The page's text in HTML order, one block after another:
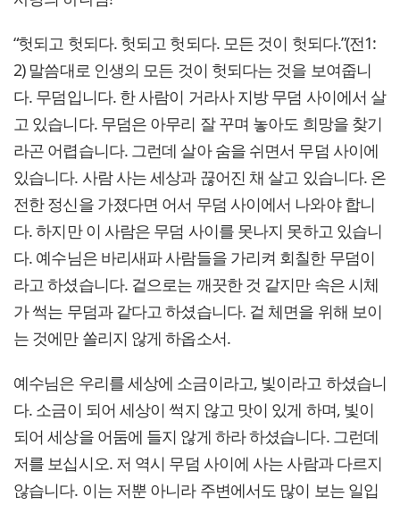
“헛되고 헛되다. 헛되고 헛되다. 모든 것이 헛되다.”(전1:
2) 말씀대로 인생의 모든 것이 헛되다는 것을 보여줍니
다. 무덤입니다. 한 사람이 거라사 지방 무덤 사이에서 살
고 있습니다. 무덤은 아무리 잘 꾸며 놓아도 희망을 찾기
라곤 어렵습니다. 그런데 살아 숨을 쉬면서 무덤 사이에
있습니다. 사람 사는 세상과 끊어진 채 살고 있습니다. 온
전한 정신을 가졌다면 어서 무덤 사이에서 나와야 합니
다. 하지만 이 사람은 무덤 사이를 못나지 못하고 있습니
다. 예수님은 바리새파 사람들을 가리켜 회칠한 무덤이
라고 하셨습니다. 겉으로는 깨끗한 것 같지만 속은 시체
가 썩는 무덤과 같다고 하셨습니다. 겉 체면을 위해 보이
는 것에만 쏠리지 않게 하옵소서.
예수님은 우리를 세상에 소금이라고, 빛이라고 하셨습니
다. 소금이 되어 세상이 썩지 않고 맛이 있게 하며, 빛이
되어 세상을 어둠에 들지 않게 하라 하셨습니다. 그런데
저를 보십시오. 저 역시 무덤 사이에 사는 사람과 다르지
않습니다. 이는 저뿐 아니라 주변에서도 많이 보는 일입